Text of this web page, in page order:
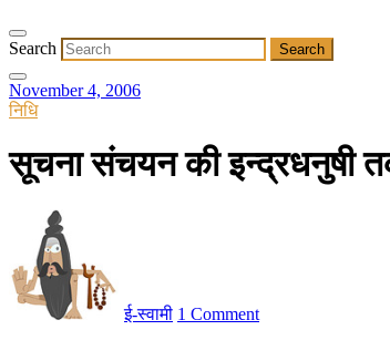
Search
November 4, 2006
निधि
सूचना संचयन की इन्द्रधनुषी
ई-स्वामी 1 Comment